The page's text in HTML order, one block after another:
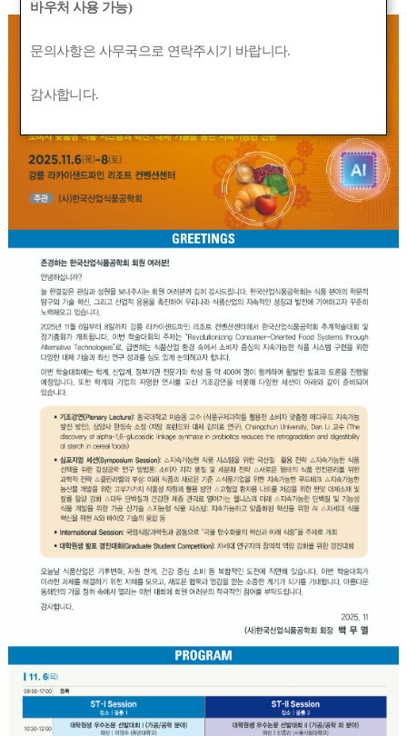
바우처 사용 가능)
문의사항은 사무국으로 연락주시기 바랍니다.
감사합니다.